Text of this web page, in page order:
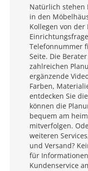
Natürlich stehen
in den
Kollegen von
Telefonnummer
Seite. Die
zahlreichen
ergänzende
Farben,
entdecken Sie
können die
bequem am
mitverfolgen.
weiteren
und Versand?
für
Kundenservice